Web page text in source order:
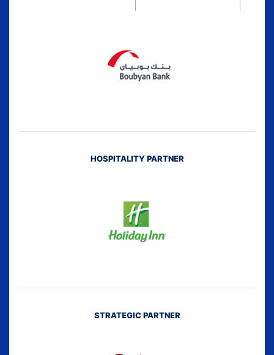
HOSPITALITY PARTNER
STRATEGIC PARTNER